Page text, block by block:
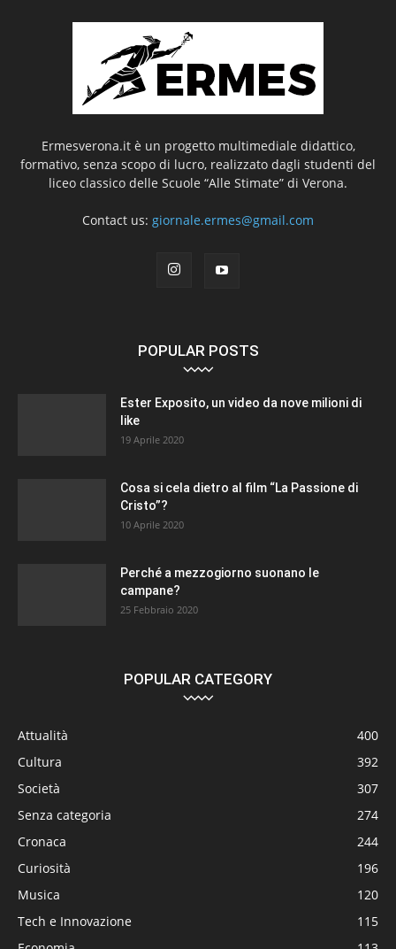
Ermesverona.it è un progetto multimediale didattico,
formativo, senza scopo di lucro, realizzato dagli studenti del
liceo classico delle Scuole “Alle Stimate” di Verona.
Contact us: giornale.ermes@gmail.com
POPULAR POSTS
Ester Exposito, un video da nove milioni di
like
19 Aprile 2020
Cosa si cela dietro al film “La Passione di
Cristo”?
10 Aprile 2020
Perché a mezzogiorno suonano le
campane?
25 Febbraio 2020
POPULAR CATEGORY
Attualità
400
Cultura
392
Società
307
Senza categoria
274
Cronaca
244
Curiosità
196
Musica
120
Tech e Innovazione
115